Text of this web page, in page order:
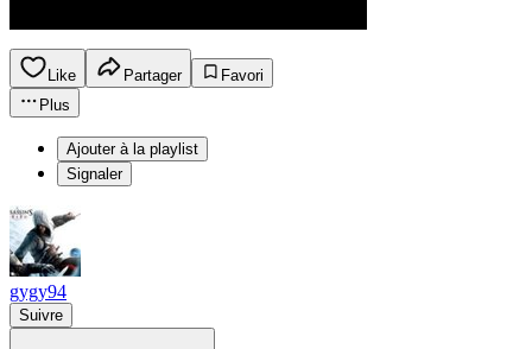
Like Partager
Favori
Plus
Ajouter à la playlist
Signaler
gygy94
Suivre